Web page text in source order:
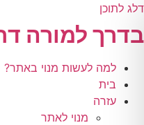
דלג לתוכן
בדרך למורה
למה לעשות מנוי באתר?
בית
עזרה
מנוי לאתר